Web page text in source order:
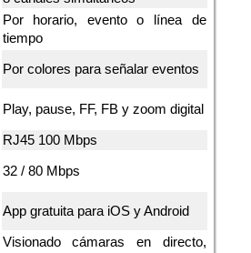
Por horario, evento o línea de
tiempo
Por colores para señalar eventos
Play, pause, FF, FB y zoom digital
RJ45 100 Mbps
32 / 80 Mbps
App gratuita para iOS y Android
Visionado cámaras en directo,